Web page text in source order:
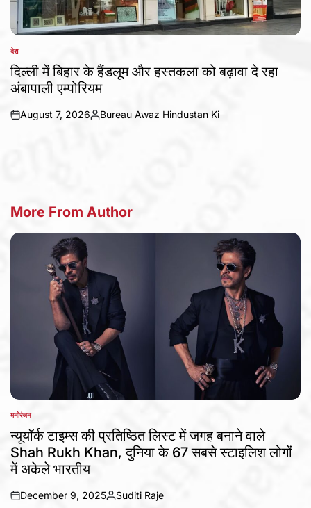
POSTED
IN
देश
दिल्ली में बिहार के हैंडलूम और हस्तकला को बढ़ावा दे रहा
अंबापाली एम्पोरियम
on
August 7, 2026
Posted
Bureau Awaz Hindustan Ki
More From Author
POSTED
मनोरंजन
न्यूयॉर्क टाइम्स की प्रतिष्ठित लिस्ट में जगह बनाने वाले
Shah Rukh Khan, दुनिया के 67 सबसे स्टाइलिश लोगों
में अकेले भारतीय
on
December 9, 2025
Posted
Suditi Raje